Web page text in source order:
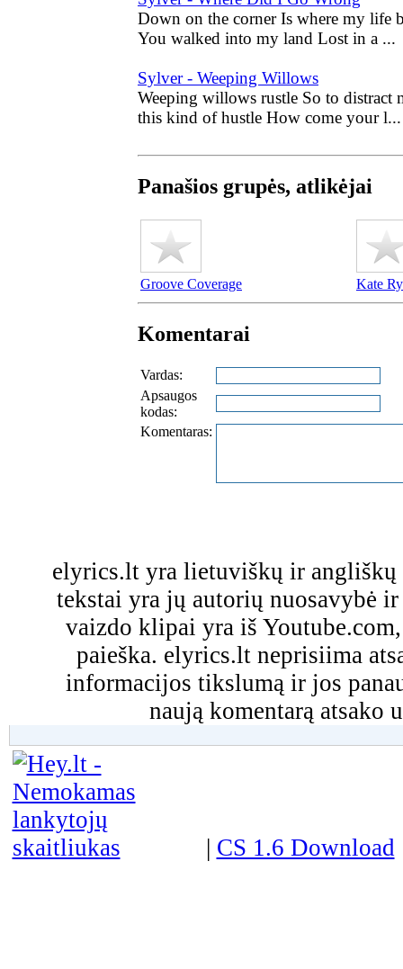
Down on the corner Is where my life
You walked into my land Lost in a ...
Sylver - Weeping Willows
Weeping willows rustle So to distract
this kind of hustle How come your l...
Panašios grupės, atlikėjai
Groove Coverage Kate
Komentarai
Vardas:
Apsaugos
kodas:
Komentaras:
elyrics.lt yra lietuviškų ir angliškų
tekstai yra jų autorių nuosavybė
vaizdo klipai yra iš
paieška. elyrics.lt neprisiima
informacijos tikslumą ir jos
naują komentarą atsako
| CS 1.6 Download